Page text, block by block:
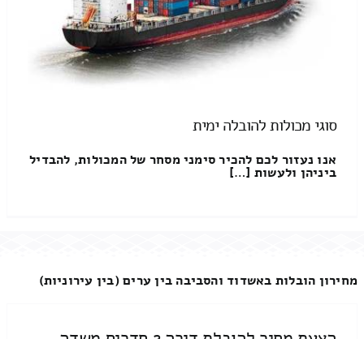
סוגי מכולות להובלה ימית
אנו נעזור לכם להכיר סימני מסחר של המכולות, להבדיל
ביניהן ולעשות […]
מחירון הובלות באשדוד והסביבה בין ערים (בין עירוניות)